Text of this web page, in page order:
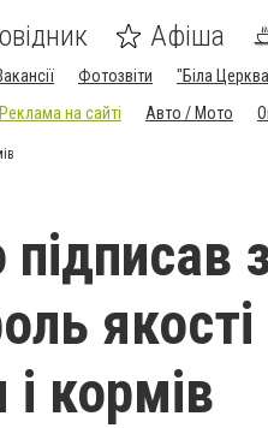
Афіша
Фотозвіти "Біла
Реклама на сайті Авто / Мото
якості
кормів